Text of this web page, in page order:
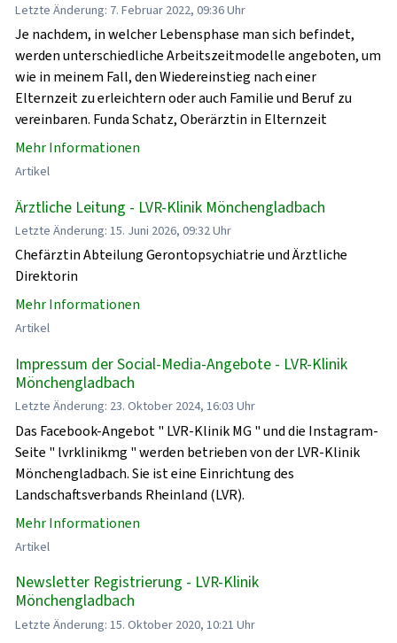
Letzte Änderung: 7. Februar 2022, 09:36 Uhr
Je nachdem, in welcher Lebensphase man sich befindet,
werden unterschiedliche Arbeitszeitmodelle angeboten, um
wie in meinem Fall, den Wiedereinstieg nach einer
Elternzeit zu erleichtern oder auch Familie und Beruf zu
vereinbaren. Funda Schatz, Oberärztin in Elternzeit
Mehr Informationen
Artikel
Ärztliche Leitung - LVR-Klinik Mönchengladbach
Letzte Änderung: 15. Juni 2026, 09:32 Uhr
Chefärztin Abteilung Gerontopsychiatrie und Ärztliche
Direktorin
Mehr Informationen
Artikel
Impressum der Social-Media-Angebote - LVR-Klinik
Mönchengladbach
Letzte Änderung: 23. Oktober 2024, 16:03 Uhr
Das Facebook-Angebot " LVR-Klinik MG " und die Instagram-
Seite " lvrklinikmg " werden betrieben von der LVR-Klinik
Mönchengladbach. Sie ist eine Einrichtung des
Landschaftsverbands Rheinland (LVR).
Mehr Informationen
Artikel
Newsletter Registrierung - LVR-Klinik
Mönchengladbach
Letzte Änderung: 15. Oktober 2020, 10:21 Uhr